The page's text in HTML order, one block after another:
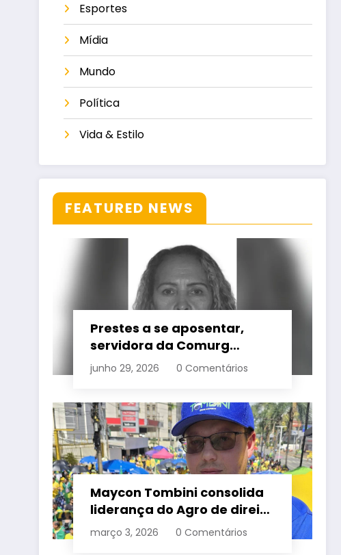
Esportes
Mídia
Mundo
Política
Vida & Estilo
FEATURED NEWS
Prestes a se aposentar,
servidora da Comurg
atropelada por bêbado
entra em protocolo de
junho 29, 2026 0 Comentários
Maycon Tombini consolida
liderança do Agro de direita
em manifestação “Acorda
Brasil” em Goiânia
março 3, 2026 0 Comentários